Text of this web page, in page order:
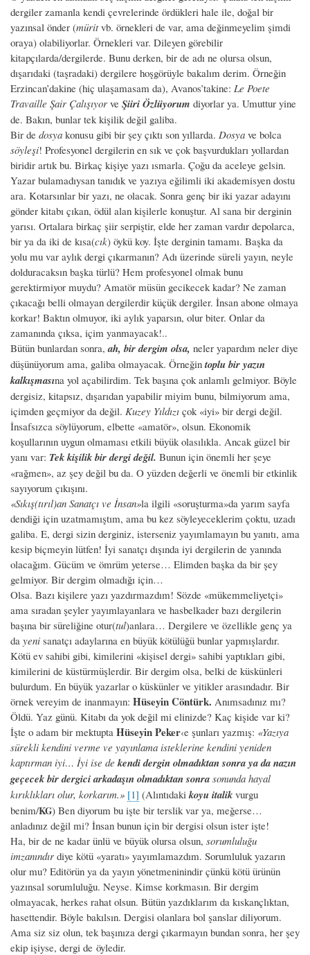
dergiler zamanla kendi çevrelerinde ördükleri hale ile, doğal bir
yazınsal önder (müritvb. örnekleri de var, ama değinmeyelim şimdi
oraya) olabiliyorlar. Örnekleri var. Dileyen görebilir
kitapçılarda/dergilerde. Bunu derken, bir de adı ne olursa olsun,
dışarıdaki (taşradaki) dergilere hoşgörüyle bakalım derim. Örneğin
Erzincan’dakine (hiç ulaşamasam da), Avanos’takine: Le Poete
Travaille Şair Çalışıyor ve Şiiri Özlüyorum diyorlar ya. Umuttur yine
de. Bakın, bunlar tek kişilik değil galiba.
Bir de dosya konusu gibi bir şey çıktı son yıllarda. Dosya ve bolca
söyleşi! Profesyonel dergilerin en sık ve çok başvurdukları yollardan
biridir artık bu. Birkaç kişiye yazı ısmarla. Çoğu da aceleye gelsin.
Yazar bulamadıysan tanıdık ve yazıya eğilimli iki akademisyen dostu
ara. Kotarsınlar bir yazı, ne olacak. Sonra genç bir iki yazar adayını
gönder kitabı çıkan, ödül alan kişilerle konuştur. Al sana bir derginin
yarısı. Ortalara birkaç şiir serpiştir, elde her zaman vardır depolarca,
bir ya da iki de kısa(cık) öykü koy. İşte derginin tamamı. Başka da
yolu mu var aylık dergi çıkarmanın? Adı üzerinde süreli yayın, neyle
dolduracaksın başka türlü? Hem profesyonel olmak bunu
gerektirmiyor muydu? Amatör müsün gecikecek kadar? Ne zaman
çıkacağı belli olmayan dergilerdir küçük dergiler. İnsan abone olmaya
korkar! Baktın olmuyor, iki aylık yaparsın, olur biter. Onlar da
zamanında çıksa, içim yanmayacak!..
Bütün bunlardan sonra,ah, bir dergim olsa, neler yapardım neler diye
düşünüyorum ama, galiba olmayacak. Örneğin toplu bir yazın
kalkışmasına yol açabilirdim. Tek başına çok anlamlı gelmiyor. Böyle
dergisiz, kitapsız, dışarıdan yapabilir miyim bunu, bilmiyorum ama,
içimden geçmiyor da değil. Kuzey Yıldızı çok «iyi» bir dergi değil.
İnsafsızca söylüyorum, elbette «amatör», olsun. Ekonomik
koşullarının uygun olmaması etkili büyük olasılıkla. Ancak güzel bir
yanı var: Tek kişilik bir dergi değil. Bunun için önemli her şeye
«rağmen», az şey değil bu da. O yüzden değerli ve önemli bir etkinlik
sayıyorum çıkışını.
«Sıkış(tırıl)an Sanatçı ve İnsan»la ilgili «soruşturma»da yarım sayfa
dendiği için uzatmamıştım, ama bu kez söyleyeceklerim çoktu, uzadı
galiba. E, dergi sizin derginiz, isterseniz yayımlamayın bu yanıtı, ama
kesip biçmeyin lütfen! İyi sanatçı dışında iyi dergilerin de yanında
olacağım. Gücüm ve ömrüm yeterse… Elimden başka da bir şey
gelmiyor. Bir dergim olmadığı için…
Olsa. Bazı kişilere yazı yazdırmazdım! Sözde «mükemmeliyetçi»
ama sıradan şeyler yayımlayanlara ve hasbelkader bazı dergilerin
başına bir süreliğine otur(tul)anlara… Dergilere ve özellikle genç ya
da yeni sanatçı adaylarına en büyük kötülüğü bunlar yapmışlardır.
Kötü ev sahibi gibi, kimilerini «kişisel dergi» sahibi yaptıkları gibi,
kimilerini de küstürmüşlerdir. Bir dergim olsa, belki de küskünleri
bulurdum. En büyük yazarlar o küskünler ve yitikler arasındadır. Bir
örnek vereyim de inanmayın: Hüseyin Cöntürk. Anımsadınız mı?
Öldü. Yaz günü. Kitabı da yok değil mi elinizde? Kaç kişide var ki?
İşte o adam bir mektupta Hüseyin Peker‹e şunları yazmış: «Yazıya
sürekli kendini verme ve yayınlama isteklerine kendini yeniden
kaptırman iyi… İyi ise de kendi dergin olmadıktan sonra ya da nazın
geçecek bir dergici arkadaşın olmadıktan sonra sonunda hayal
kırıklıkları olur, korkarım.» [1] (Alıntıdaki koyu italik vurgu
benim/KG) Ben diyorum bu işte bir terslik var ya, meğerse…
anladınız değil mi? İnsan bunun için bir dergisi olsun ister işte!
Ha, bir de ne kadar ünlü ve büyük olursa olsun, sorumluluğu
imzanındır diye kötü «yaratı» yayımlamazdım. Sorumluluk yazarın
olur mu? Editörün ya da yayın yönetmeninindir çünkü kötü ürünün
yazınsal sorumluluğu. Neyse. Kimse korkmasın. Bir dergim
olmayacak, herkes rahat olsun. Bütün yazdıklarım da kıskançlıktan,
hasettendir. Böyle bakılsın. Dergisi olanlara bol şanslar diliyorum.
Ama siz siz olun, tek başınıza dergi çıkarmayın bundan sonra, her şey
ekip işiyse, dergi de öyledir.